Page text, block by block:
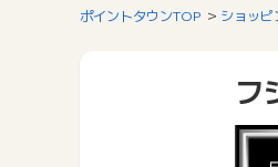
ポイントタウンTOP ショッピ
フ